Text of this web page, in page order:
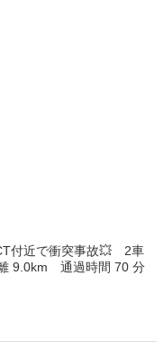
付近で衝突事故💥 2車
9.0km 通過時間 70 分